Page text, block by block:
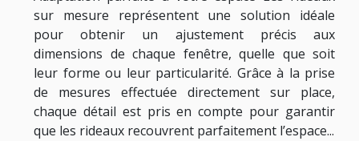
sur mesure représentent une solution idéale
pour obtenir un ajustement précis aux
dimensions de chaque fenêtre, quelle que soit
leur forme ou leur particularité. Grâce à la prise
de mesures effectuée directement sur place,
chaque détail est pris en compte pour garantir
que les rideaux recouvrent parfaitement l’espace...